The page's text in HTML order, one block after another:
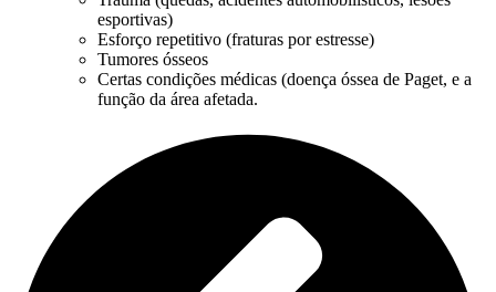
esportivas)
Esforço repetitivo (fraturas por estresse)
Tumores ósseos
Certas condições médicas (doença óssea de Paget, e a
função da área afetada.